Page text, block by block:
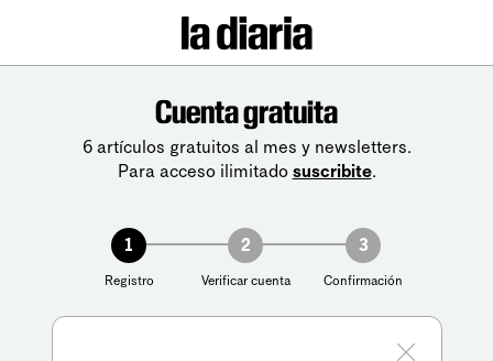
Cuenta gratuita
6 artículos gratuitos al mes y newsletters.
Para acceso ilimitado suscribite.
1
Registro
2
Verificar cuenta
3
Confirmación